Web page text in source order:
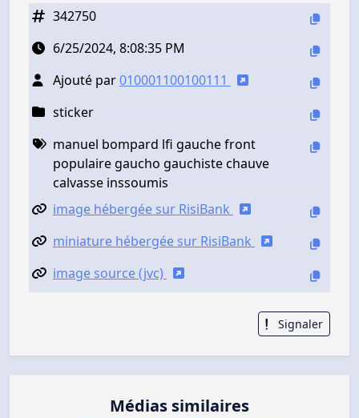
342750
6/25/2024, 8:08:35 PM
Ajouté par010001100100111
sticker
manuel bompard lfi gauche front
populaire gaucho gauchiste chauve
calvasse inssoumis
image hébergée sur RisiBank
miniature hébergée sur RisiBank
image source (jvc)
Signaler
Médias similaires